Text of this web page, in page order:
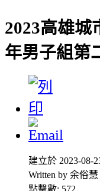
2023高雄城
年男子組第
建立於 2023-08-
Written by 余俗慧